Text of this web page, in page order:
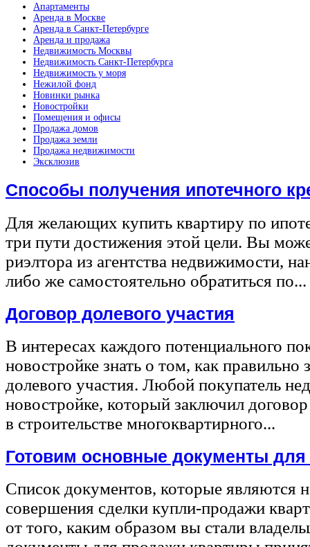
Апартаменты
Аренда в Москве
Аренда в Санкт-Петербурге
Аренда и продажа
Недвижимость Москвы
Недвижимость Санкт-Петербурга
Недвижимость у моря
Нежилой фонд
Новинки рынка
Новостройки
Помещения и офисы
Продажа домов
Продажа земли
Продажа недвижимости
Эксклюзив
Способы получения ипотечного
Для желающих купить квартиру по
три пути достижения этой цели. Вы
риэлтора из агентства недвижимости,
либо же самостоятельно обратиться по...
Договор долевого участия
В интересах каждого потенциального
новостройке знать о том, как правильно
долевого участия. Любой покупатель
новостройке, который заключил
в строительстве многоквартирного...
Готовим основные документы
Список документов, которые являются
совершения сделки купли-продажи
от того, каким образом вы стали